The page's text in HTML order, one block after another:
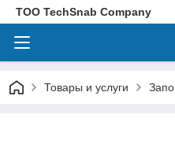
ТОО TechSnab Company
Товары и услуги